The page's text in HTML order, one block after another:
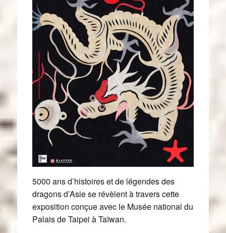
5000 ans d’histoires et de légendes des
dragons d’Asie se révèlent à travers cette
exposition conçue avec le Musée national du
Palais de Taipei à Taïwan.